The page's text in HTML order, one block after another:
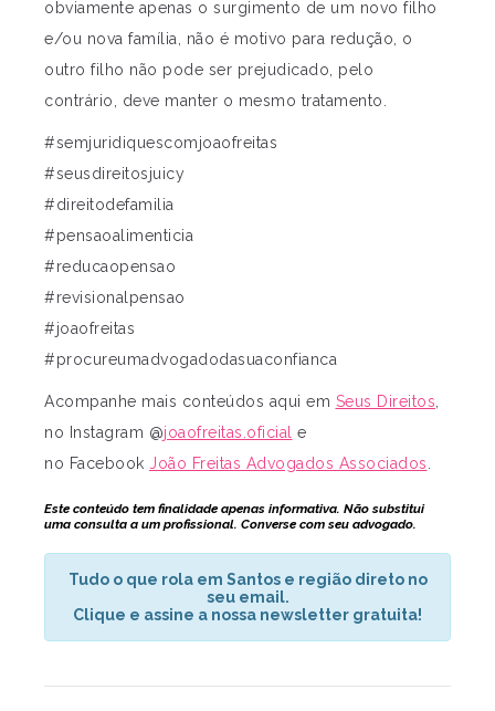
obviamente apenas o surgimento de um novo filho
e/ou nova família, não é motivo para redução, o
outro filho não pode ser prejudicado, pelo
contrário, deve manter o mesmo tratamento.
#semjuridiquescomjoaofreitas
#seusdireitosjuicy
#direitodefamilia
#pensaoalimenticia
#reducaopensao
#revisionalpensao
#joaofreitas
#procureumadvogadodasuaconfianca
Acompanhe mais conteúdos aqui em Seus Direitos
no Instagram @joaofreitas.oficial
e
no Facebook João Freitas Advogados Associados
Este conteúdo tem finalidade apenas informativa. Não substitui
uma consulta a um profissional. Converse com seu advogado.
Tudo o que rola em Santos e região direto no
seu email.
Clique e assine a nossa newsletter gratuita!